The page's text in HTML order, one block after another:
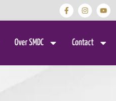
Over SMDC Contact